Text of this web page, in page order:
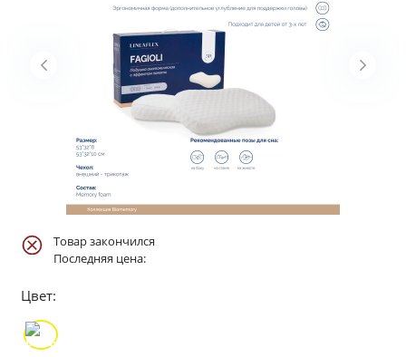
Товар закончился
Последняя цена:
Цвет: